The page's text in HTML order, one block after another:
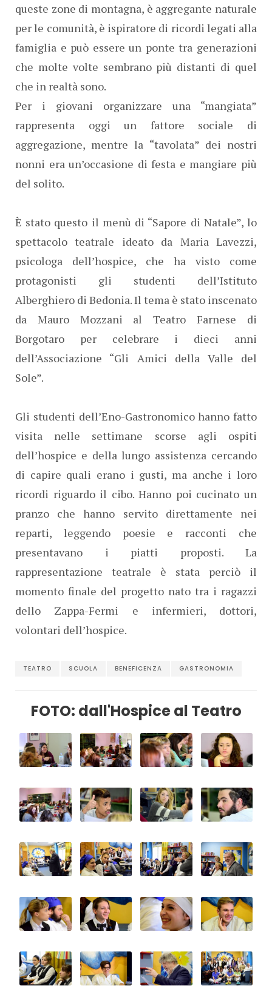
queste zone di montagna, è aggregante naturale
per le comunità, è ispiratore di ricordi legati alla
famiglia e può essere un ponte tra generazioni
che molte volte sembrano più distanti di quel
che in realtà sono.
Per i giovani organizzare una “mangiata”
rappresenta oggi un fattore sociale di
aggregazione, mentre la “tavolata” dei nostri
nonni era un’occasione di festa e mangiare più
del solito.
È stato questo il menù di “Sapore di Natale”, lo
spettacolo teatrale ideato da Maria Lavezzi,
psicologa dell’hospice, che ha visto come
protagonisti gli studenti dell’Istituto
Alberghiero di Bedonia. Il tema è stato inscenato
da Mauro Mozzani al Teatro Farnese di
Borgotaro per celebrare i dieci anni
dell’Associazione “Gli Amici della Valle del
Sole”.
Gli studenti dell’Eno-Gastronomico hanno fatto
visita nelle settimane scorse agli ospiti
dell’hospice e della lungo assistenza cercando
di capire quali erano i gusti, ma anche i loro
ricordi riguardo il cibo. Hanno poi cucinato un
pranzo che hanno servito direttamente nei
reparti, leggendo poesie e racconti che
presentavano i piatti proposti. La
rappresentazione teatrale è stata perciò il
momento finale del progetto nato tra i ragazzi
dello Zappa-Fermi e infermieri, dottori,
volontari dell’hospice.
TEATRO SCUOLA BENEFICENZA GASTRONOMIA
FOTO: dall'Hospice al Teatro